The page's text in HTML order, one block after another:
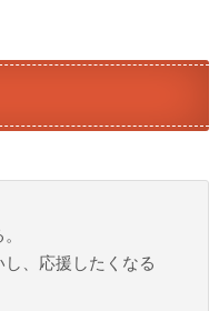
、応援したくなる